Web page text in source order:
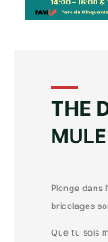
THE
MULE
Plonge dans
bricolages
Que tu sois